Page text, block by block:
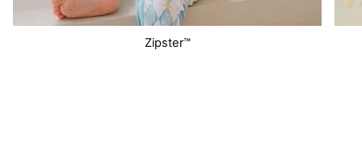
Zipster™